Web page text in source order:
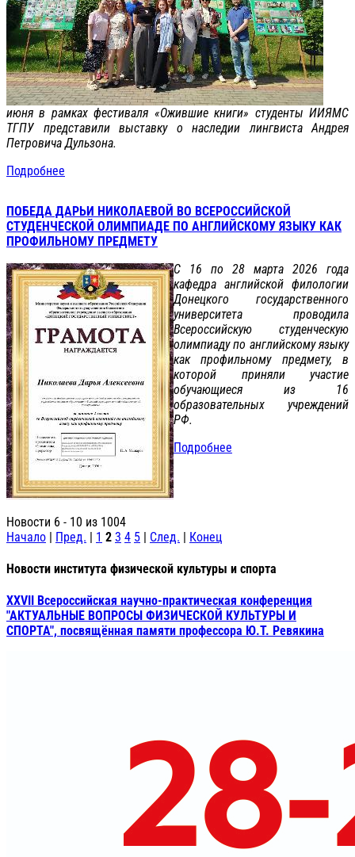
июня в рамках фестиваля «Ожившие книги» студенты ИИЯМС
ТГПУ представили выставку о наследии лингвиста Андрея
Петровича Дульзона.
Подробнее
ПОБЕДА ДАРЬИ НИКОЛАЕВОЙ ВО ВСЕРОССИЙСКОЙ
СТУДЕНЧЕСКОЙ ОЛИМПИАДЕ ПО АНГЛИЙСКОМУ ЯЗЫКУ КАК
ПРОФИЛЬНОМУ ПРЕДМЕТУ
С 16 по 28 марта 2026 года
кафедра английской филологии
Донецкого государственного
университета проводила
Всероссийскую студенческую
олимпиаду по английскому языку
как профильному предмету, в
которой приняли участие
обучающиеся из 16
образовательных учреждений
РФ.
Подробнее
Новости 6 - 10 из 1004
Начало | Пред. | 1 2 3 4 5 | След. | Конец
Новости института физической культуры и спорта
XXVII Всероссийская научно-практическая конференция
"АКТУАЛЬНЫЕ ВОПРОСЫ ФИЗИЧЕСКОЙ КУЛЬТУРЫ И
СПОРТА", посвящённая памяти профессора Ю.Т. Ревякина